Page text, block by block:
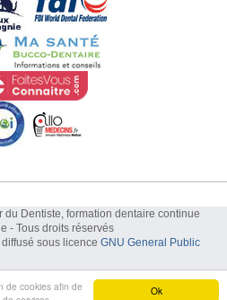
Ok
de cookies afin de
Dentiste, formation dentaire continue
- Tous droits réservés
sous licence GNU General Public